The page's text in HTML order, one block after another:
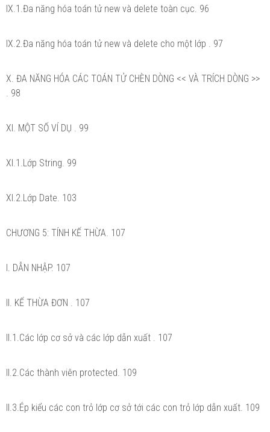
IX.1.Đa năng hóa toán tử new và delete toàn cục. 96
IX.2.Đa năng hóa toán tử new và delete cho một lớp . 97
X. ĐA NĂNG HÓA CÁC TOÁN TỬ CHÈN DÒNG << VÀ TRÍCH DÒNG >>
. 98
XI. MỘT SỐ VÍ DỤ . 99
XI.1.Lớp String. 99
XI.2.Lớp Date. 103
CHƯƠNG 5: TÍNH KẾ THỪA. 107
I. DẪN NHẬP. 107
II. KẾ THỪA ĐƠN . 107
II.1.Các lớp cơ sở và các lớp dẫn xuất . 107
II.2.Các thành viên protected. 109
II.3.Ép kiểu các con trỏ lớp cơ sở tới các con trỏ lớp dẫn xuất. 109